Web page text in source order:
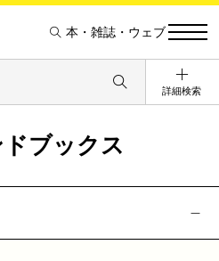
本・雑誌・ウェブ
詳細検索
ブックス